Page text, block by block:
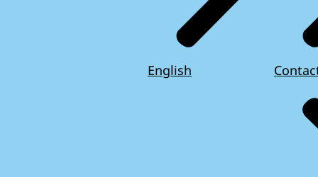
English